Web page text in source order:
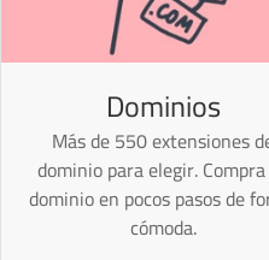
Dominios
Más de 550 extensiones
dominio para elegir.
dominio en pocos pasos de
cómoda.